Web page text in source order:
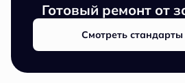
Готовый ремонт от
Смотреть стандарты